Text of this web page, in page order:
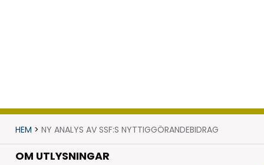
HEM > NY ANALYS AV SSF:S NYTTIGGÖRANDEBIDRAG
OM UTLYSNINGAR